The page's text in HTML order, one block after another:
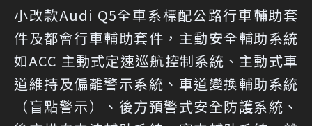
小改款Audi Q5全車系標配公路行車輔助套
件及都會行車輔助套件，主動安全輔助系統
如ACC 主動式定速巡航控制系統、主動式車
道維持及偏離警示系統、車道變換輔助系統
（盲點警示）、後方預警式安全防護系統、